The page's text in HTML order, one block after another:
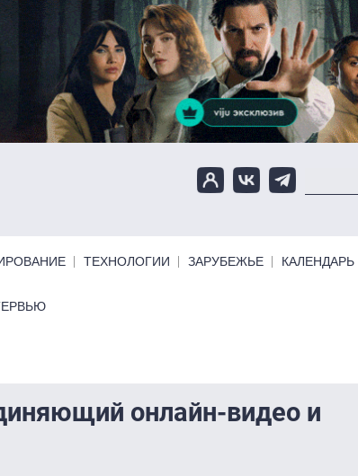
ТЕХНОЛОГИИ ЗАРУБЕЖЬЕ КАЛЕНДАРЬ
онлайн-видео и